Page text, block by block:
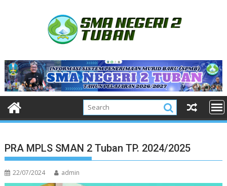
PRA MPLS SMAN 2 Tuban TP. 2024/2025
22/07/2024 admin